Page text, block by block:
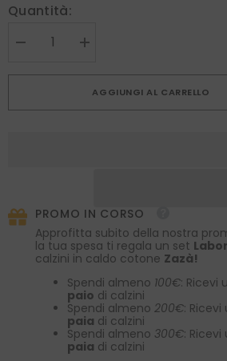
Quantità:
Diminuire
3
Ubi
Maior
Minor
Cessat
Aumenta
Cravatta
3
Ubi
Minor
Cessat
AGGIUNGI AL CARRELLO
PROMO IN CORSO
Approfitta subito della nostra
la tua spesa ti regala un set
calzini in caldo cotone Zazà!
Spendi almeno 100€: Ricevi
paio di calzini
Spendi almeno 200€: Ricevi
paia di calzini
Spendi almeno 300€: Ricevi
paia di calzini